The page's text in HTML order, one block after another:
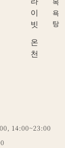
프라이빗 온천
14:00~23:00